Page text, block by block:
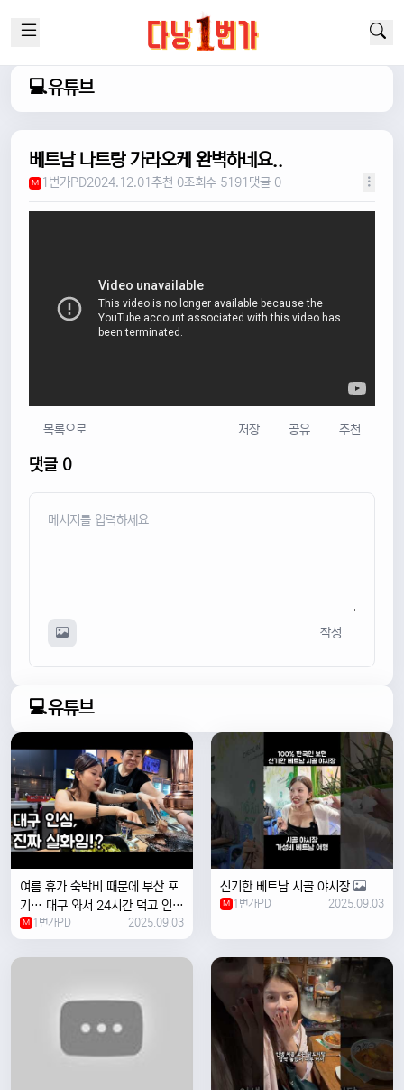
💻유튜브
베트남 나트랑 가라오케 완벽하네요..
M 1번가PD2024.12.01 추천 0조회수 5191 댓글 0
목록으로 저장 공유 추천
댓글 0
작성
💻유튜브
여름 휴가 숙박비 때문에 부산 포
기… 대구 와서 24시간 먹고 인생
위로받았습니다
M 1번가PD 2025.09.03
신기한 베트남 시골 야시장
M 1번가PD 2025.09.03